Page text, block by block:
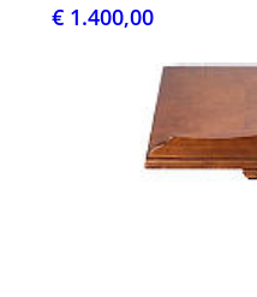
€ 1.400,00